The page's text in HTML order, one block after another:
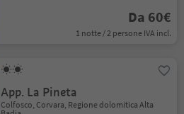
Da 60€
1 notte / 2 persone IVA incl.
App. La Pineta
Colfosco, Corvara, Regione dolomitica Alta